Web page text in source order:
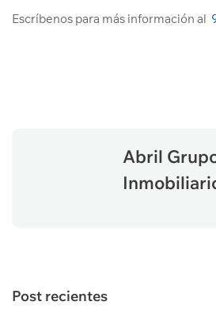
Escríbenos para más información al
Abril
Post recientes